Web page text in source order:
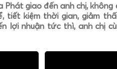
giao đến anh chị, không
tiết kiệm thời gian, giảm
lợi nhuận tức thì, anh chị